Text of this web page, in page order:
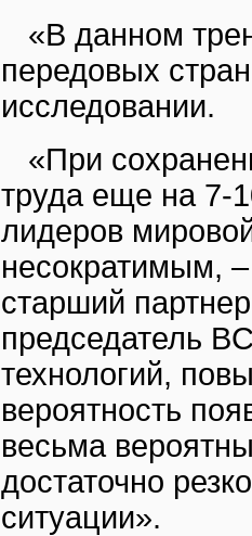
«В данном
передовых
исследовании.
«При
труда еще на 7-
лидеров
несократимым,
старший
председатель
технологий,
вероятность
весьма
достаточно
ситуации».